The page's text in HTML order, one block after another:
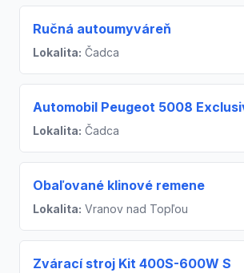
Ručná autoumyváreň
Lokalita: Čadca
Automobil Peugeot 5008
Lokalita: Čadca
Obaľované klinové remene
Lokalita: Vranov nad Topľou
Zvárací stroj Kit 400S-600W S